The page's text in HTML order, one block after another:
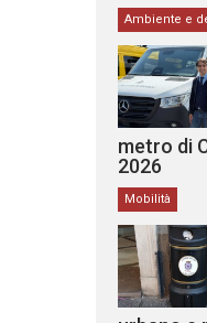
Ambiente e
metro di
2026
Mobilità